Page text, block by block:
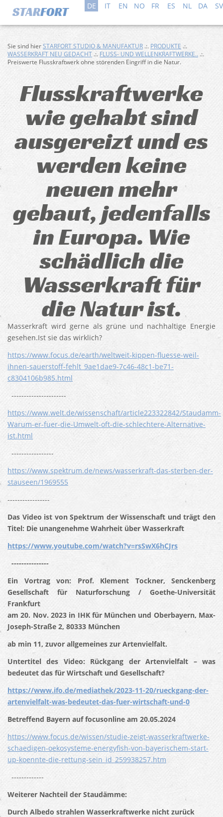
DE IT EN NO FR ES NL DA SV
Sie sind hierSTARFORT STUDIO & MANUFAKTUR .:. PRODUKTE .:.
WASSERKRAFT NEU GEDACHT .:. FLUSS- UND WELLENKRAFTWERKE.. .:.
Preiswerte Flusskraftwerk ohne störenden Eingriff in die Natur.
Flusskraftwerke
wie gehabt sind
ausgereizt und es
werden keine
neuen mehr
gebaut, jedenfalls
in Europa. Wie
schädlich die
Wasserkraft für
die Natur ist.
Masserkraft wird gerne als grüne und nachhaltige Energie
gesehen.Ist sie das wirklich?
https://www.focus.de/earth/weltweit-kippen-fluesse-weil-
ihnen-sauerstoff-fehlt_9ae1dae9-7c46-48c1-be71-
c8304106b985.html
----------------------
https://www.welt.de/wissenschaft/article223322842/Staudamm-
Warum-er-fuer-die-Umwelt-oft-die-schlechtere-Alternative-
ist.html
-----------------
https://www.spektrum.de/news/wasserkraft-das-sterben-der-
stauseen/1969555
-----------------
Das Video ist von Spektrum der Wissenschaft und trägt den
Titel: Die unangenehme Wahrheit über Wasserkraft
https://www.youtube.com/watch?v=rsSwX6hCJrs
---------------
Ein Vortrag von: Prof. Klement Tockner, Senckenberg
Gesellschaft für Naturforschung / Goethe-Universität
Frankfurt
am 20. Nov. 2023 in IHK für München und Oberbayern, Max-
Joseph-Straße 2, 80333 München
ab min 11, zuvor allgemeines zur Artenvielfalt.
Untertitel des Video: Rückgang der Artenvielfalt – was
bedeutet das für Wirtschaft und Gesellschaft?
https://www.ifo.de/mediathek/2023-11-20/rueckgang-der-
artenvielfalt-was-bedeutet-das-fuer-wirtschaft-und-0
Betreffend Bayern auf focusonline am 20.05.2024
https://www.focus.de/wissen/studie-zeigt-wasserkraftwerke-
schaedigen-oekosysteme-energyfish-von-bayerischem-start-
up-koennte-die-rettung-sein_id_259938257.htm
-------------
Weiterer Nachteil der Staudämme:
Durch Albedo strahlen Wasserkraftwerke nicht zurück